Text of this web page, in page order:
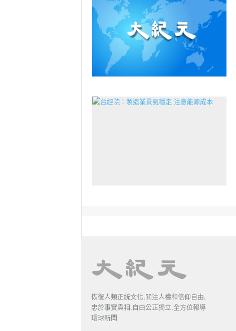
恢復人類正統文化,關注人權和信仰自由,
忠於事實真相,自由公正獨立,全方位報導
環球新聞